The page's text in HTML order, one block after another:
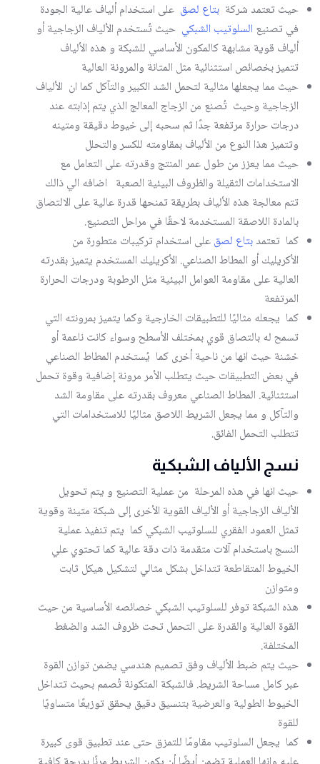
حيث تعتمد شركة بتاع لصق على استخدام ألياف عالية الجودة
في تصنيع السلوتيب الشبكي حيث تُستخدم الألياف الزجاجية أو
ألياف قوية مشابهة كالمكون الأساسي للشبكة و هذه الألياف
تتميز بخصائص استثنائية مثل المتانة والمرونة العالية
حيث مما يجعلها مثالية لتحمل الشد الكبير والتآكل كما ان الألياف
الزجاجية وحيث تُصنع من الزجاج المعالج الذي يتم إذابته عند
درجات حرارة مرتفعة جدًا ثم سحبه إلى خيوط دقيقة ومتينه
وتتميز هذا النوع من الألياف بمقاومته للكسر والتحلل
حيث مما يعزز من طول عمر المنتج وقدرته على التعامل مع
الاستخدامات الثقيلة والظروف البيئية الصعبة اضافه الي ذالك
تتم معالجة هذه الألياف بطريقة تمنحها قدرة عالية على الالتصاق
بالمادة اللاصقة المستخدمة لاحقًا في مراحل التصنيع.
كما تعتمدبتاع لصقعلى استخدام تركيبات متطورة من
الأكريليك أو المطاط الصناعي. الأكريليك المستخدم يتميز بقدرته
العالية على مقاومة العوامل البيئية مثل الرطوبة ودرجات الحرارة
المرتفعة
كما يجعله مثاليًا للتطبيقات الخارجية وكما يتميز بمرونته التي
تسمح له بالتصاق قوي بمختلف الأسطح وسواء كانت ناعمة أو
خشنة حيث انها من ناحية أخرى كما يُستخدم المطاط الصناعي
في بعض التطبيقات حيث يتطلب الأمر مرونة إضافية وقوة تحمل
استثنائية. المطاط الصناعي معروف بقدرته على مقاومة الشد
والتآكل و مما يجعل الشريط اللاصق مثاليًا للاستخدامات التي
تتطلب التحمل الفائق.
نسج الألياف الشبكية
حيث انها في هذه المرحلة من عملية التصنيع و يتم تحويل
الألياف الزجاجية أو الألياف القوية الأخرى إلى شبكة متينة وقوية
تمثل العمود الفقري للسلوتيب الشبكي كما يتم تنفيذ عملية
النسج باستخدام آلات متقدمة ذات دقة عالية كما تحتوي علي
الخيوط المتقاطعة تتداخل بشكل مثالي لتشكيل هيكل ثابت
ومتوازن
هذه الشبكة توفر للسلوتيب الشبكي خصائصه الأساسية من حيث
القوة العالية والقدرة على التحمل تحت ظروف الشد والضغط
المختلفة.
حيث يتم ضبط الألياف وفق تصميم هندسي يضمن توازن القوة
عبر كامل مساحة الشريط. فالشبكة المتكونة تُصمم بحيث تتداخل
الخيوط الطولية والعرضية بتنسيق دقيق يحقق توزيعًا متساويًا
للقوة
كما يجعل السلوتيب مقاومًا للتمزق حتى عند تطبيق قوى كبيرة